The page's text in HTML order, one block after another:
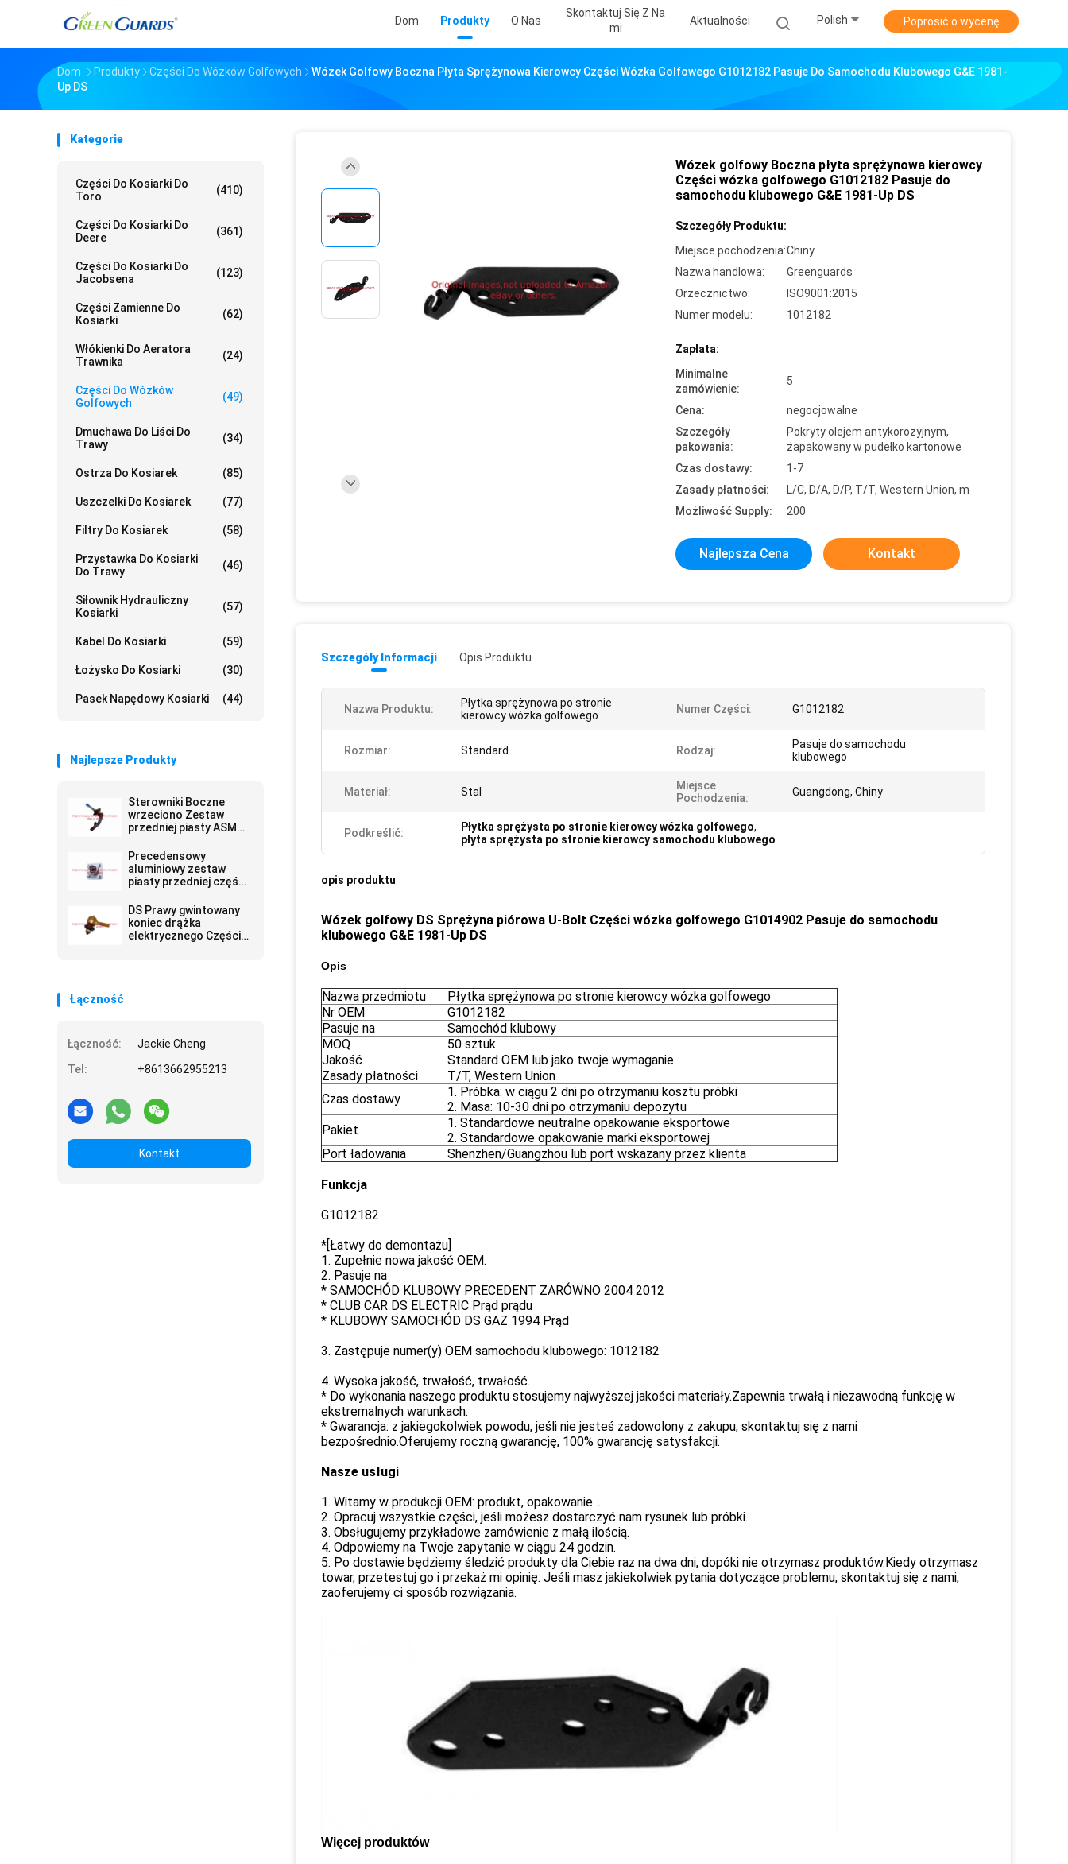
Dom Produkty O Nas
Skontaktuj Się Z Na
Mi
Aktualności Polish Poprosić o wycenę
Dom Produkty Części Do Wózków Golfowych
Wózek Golfowy Boczna Płyta Sprężynowa Kierowcy Części Wózka Golfowego G1012182 Pasuje Do Samochodu Klubowego G&E 1981-
Up DS
Kategorie
Części Do Kosiarki Do
Toro
(410)
Części Do Kosiarki Do
Deere
(361)
Części Do Kosiarki Do
Jacobsena
(123)
Części Zamienne Do
Kosiarki
(62)
Włókienki Do Aeratora
Trawnika
(24)
Części Do Wózków
Golfowych
(49)
Dmuchawa Do Liści Do
Trawy
(34)
Ostrza Do Kosiarek (85)
Uszczelki Do Kosiarek (77)
Filtry Do Kosiarek (58)
Przystawka Do Kosiarki
Do Trawy
(46)
Siłownik Hydrauliczny
Kosiarki
(57)
Kabel Do Kosiarki (59)
Łożysko Do Kosiarki (30)
Pasek Napędowy Kosiarki (44)
Najlepsze Produkty
Sterowniki Boczne
wrzeciono Zestaw
przedniej piasty ASM
golfowego
G103717302
Precedensowy
aluminiowy zestaw
piasty przedniej części
G102357701
DS Prawy gwintowany
koniec drążka
elektrycznego Części
Łączność
Łączność:
Jackie Cheng
Tel:
+8613662955213
Kontakt
Wózek golfowy Boczna płyta sprężynowa kierowcy
Części wózka golfowego G1012182 Pasuje do
samochodu klubowego G&E 1981-Up DS
Szczegóły Produktu:
Miejsce pochodzenia:Chiny
Nazwa handlowa:
Greenguards
Orzecznictwo:
ISO9001:2015
Numer modelu:
1012182
Zapłata:
Minimalne
zamówienie:
5
Cena:
negocjowalne
Szczegóły
pakowania:
Pokryty olejem antykorozyjnym,
zapakowany w pudełko kartonowe
Czas dostawy:
1-7
Zasady płatności:
L/C, D/A, D/P, T/T, Western Union, m
Możliwość Supply:
200
Najlepsza Cena Kontakt
Szczegóły Informacji Opis Produktu
Nazwa Produktu:
Płytka sprężynowa po stronie
kierowcy wózka golfowego
Numer Części: G1012182
Rozmiar: Standard Rodzaj:
Pasuje do samochodu
klubowego
Materiał: Stal
Miejsce
Pochodzenia:
Guangdong, Chiny
Podkreślić: Płytka sprężysta po stronie kierowcy wózka golfowego,
płyta sprężysta po stronie kierowcy samochodu klubowego
opis produktu
Wózek golfowy DS Sprężyna piórowa U-Bolt Części wózka golfowego G1014902 Pasuje do samochodu
klubowego G&E 1981-Up DS
Opis
Nazwa przedmiotu
Płytka sprężynowa po stronie kierowcy wózka golfowego
Nr OEM
G1012182
Pasuje na
Samochód klubowy
MOQ
50 sztuk
Jakość
Standard OEM lub jako twoje wymaganie
Zasady płatności
T/T, Western Union
Czas dostawy
1. Próbka: w ciągu 2 dni po otrzymaniu kosztu próbki
2. Masa: 10-30 dni po otrzymaniu depozytu
Pakiet
1. Standardowe neutralne opakowanie eksportowe
2. Standardowe opakowanie marki eksportowej
Port ładowania
Shenzhen/Guangzhou lub port wskazany przez klienta
Funkcja
G1012182
*[Łatwy do demontażu]
1. Zupełnie nowa jakość OEM.
2. Pasuje na
* SAMOCHÓD KLUBOWY PRECEDENT ZARÓWNO 2004 2012
* CLUB CAR DS ELECTRIC Prąd prądu
* KLUBOWY SAMOCHÓD DS GAZ 1994 Prąd
3. Zastępuje numer(y) OEM samochodu klubowego: 1012182
4. Wysoka jakość, trwałość, trwałość.
* Do wykonania naszego produktu stosujemy najwyższej jakości materiały.Zapewnia trwałą i niezawodną funkcję w
ekstremalnych warunkach.
* Gwarancja: z jakiegokolwiek powodu, jeśli nie jesteś zadowolony z zakupu, skontaktuj się z nami
bezpośrednio.Oferujemy roczną gwarancję, 100% gwarancję satysfakcji.
Nasze usługi
1. Witamy w produkcji OEM: produkt, opakowanie ...
2. Opracuj wszystkie części, jeśli możesz dostarczyć nam rysunek lub próbki.
3. Obsługujemy przykładowe zamówienie z małą ilością.
4. Odpowiemy na Twoje zapytanie w ciągu 24 godzin.
5. Po dostawie będziemy śledzić produkty dla Ciebie raz na dwa dni, dopóki nie otrzymasz produktów.Kiedy otrzymasz
towar, przetestuj go i przekaż mi opinię. Jeśli masz jakiekolwiek pytania dotyczące problemu, skontaktuj się z nami,
zaoferujemy ci sposób rozwiązania.
Więcej produktów